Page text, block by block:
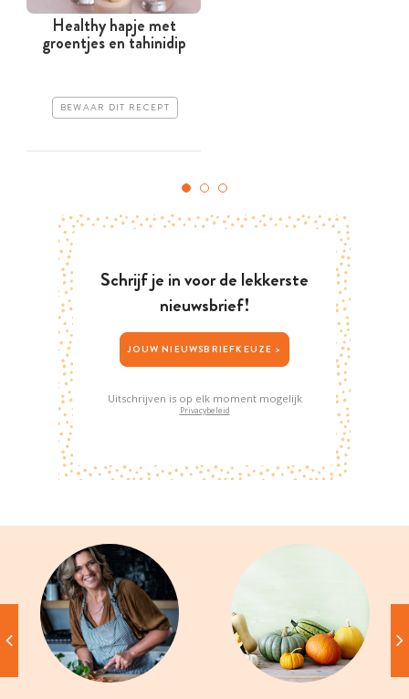
Healthy hapje met
groentjes en tahinidip
BEWAAR DIT RECEPT
Schrijf je in voor de lekkerste
nieuwsbrief!
JOUW NIEUWSBRIEFKEUZE >
Uitschrijven is op elk moment mogelijk
Privacybeleid